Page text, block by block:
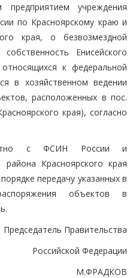
предприятием учреждения
по Красноярскому краю и
края, о безвозмездной
Енисейского
к федеральной
в хозяйственном ведении
расположенных в пос.
края), согласно
с ФСИН России и
района Красноярского края
передачу указанных в
объектов в
Председатель Правительства
Российской Федерации
М.ФРАДКОВ